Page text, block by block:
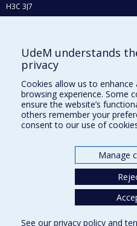
H3C 3J7
Who does what?
Find us
Site map
Accessibility
UdeM understands
privacy
Cookies allow us to enhance
browsing experience. Some
ensure the website’s
others remember your
consent to our use of
Manage
See our privacy policy and